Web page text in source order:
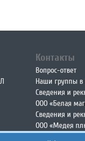
Контакты
Вопрос-ответ
Наши группы в
Сведения и
ООО «Белая
Сведения и
ООО «Медея